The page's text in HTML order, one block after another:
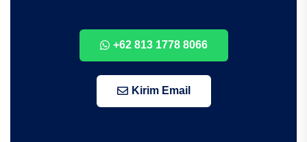
+62 813 1778 8066
Kirim Email